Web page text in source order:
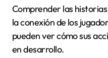
Comprender las
la conexión de los
pueden ver cómo sus
en desarrollo.